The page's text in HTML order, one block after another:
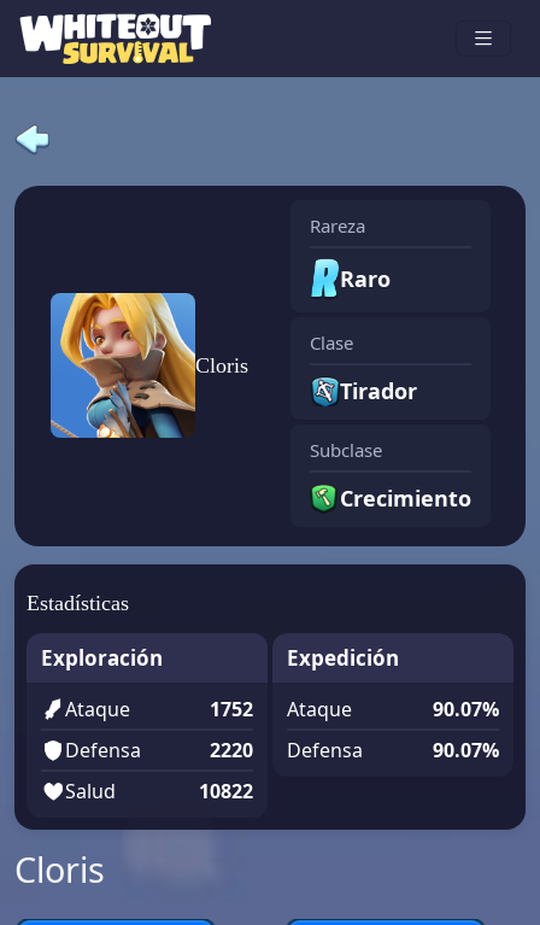
Cloris
Rareza
Raro
Clase
Tirador
Subclase
Crecimiento
Estadísticas
Exploración
Ataque
1752
Defensa
2220
Salud
10822
Expedición
Ataque
90.07%
Defensa
90.07%
Cloris